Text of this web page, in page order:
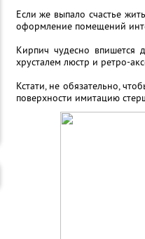
Если же выпало счастье
оформление помещений
Кирпич чудесно впишется
хрусталем люстр и ретро-
Кстати, не обязательно,
поверхности имитацию